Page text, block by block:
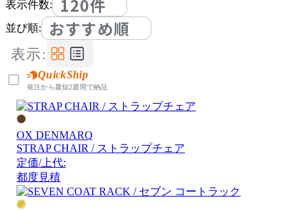
表示件数:
120件
並び順: おすすめ順
表示:
QuickShip
発注から最短2週間で納品
OX DENMARQ
STRAP CHAIR / ストラップチェア
定価/上代:
都度見積